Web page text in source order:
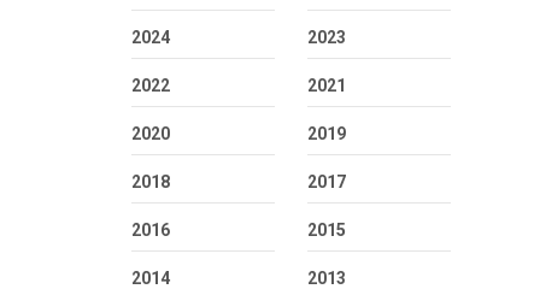
2024 2023
2022 2021
2020 2019
2018 2017
2016 2015
2014 2013